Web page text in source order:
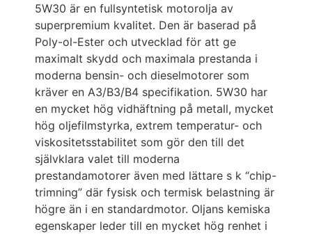
5W30 är en fullsyntetisk motorolja av
superpremium kvalitet. Den är baserad på
Poly-ol-Ester och utvecklad för att ge
maximalt skydd och maximala prestanda i
moderna bensin- och dieselmotorer som
kräver en A3/B3/B4 specifikation. 5W30 har
en mycket hög vidhäftning på metall, mycket
hög oljefilmstyrka, extrem temperatur- och
viskositetsstabilitet som gör den till det
självklara valet till moderna
prestandamotorer även med lättare s k “chip-
trimning” där fysisk och termisk belastning är
högre än i en standardmotor. Oljans kemiska
egenskaper leder till en mycket hög renhet i